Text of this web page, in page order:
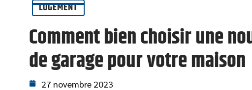
LOGEMENT
Comment bien choisir une
de garage pour votre maison
27 novembre 2023